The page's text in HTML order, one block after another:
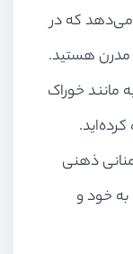
می‌دهد که در
مدرن هستید.
مانند خوراک
کرده‌اید.
ذهنی
خود و